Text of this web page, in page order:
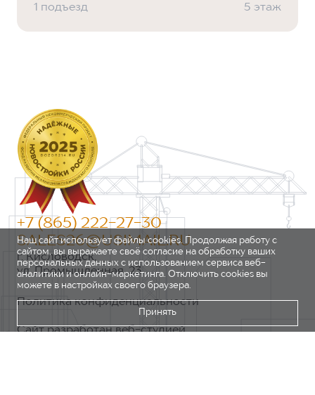
1 подъезд 5 этаж
+7 (865) 222-27-30
SALES26@USIMAIL.RU
г. Кисловодск,
ул. Промышленная, 23
Политика конфиденциальности
Сайт разработан веб-студией
Наш сайт использует файлы cookies. Продолжая работу с
сайтом, вы выражаете своё согласие на обработку ваших
персональных данных с использованием сервиса веб-
аналитики и онлайн-маркетинга. Отключить cookies вы
можете в настройках своего браузера.
Принять